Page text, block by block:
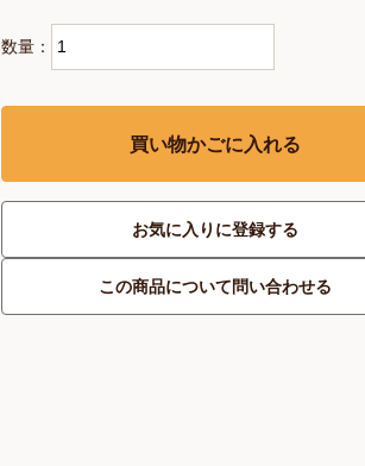
数量：
買い物かごに入れる
お気に入りに登録する
この商品について問い合わせる